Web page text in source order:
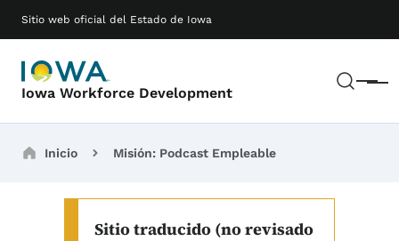
Sitio web oficial del Estado de Iowa
Iowa Workforce Development Menú
Main navigation
Breadcrumbs
Inicio Misión: Podcast Empleable
Sitio traducido (no revisado